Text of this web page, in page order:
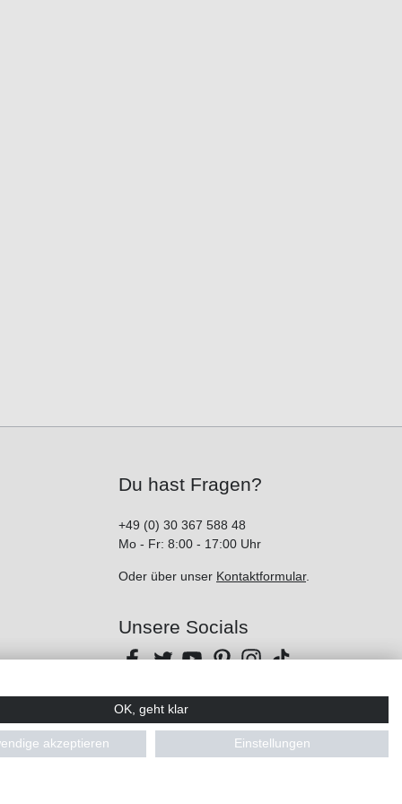
Du hast Fragen?
+49 (0) 30 367 588 48
Mo - Fr: 8:00 - 17:00 Uhr
Oder über unser Kontaktformular.
Unsere Socials
OK, geht klar
akzeptieren Einstellungen